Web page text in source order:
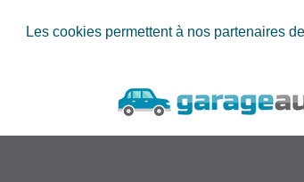
Les cookies permettent à nos partenaires